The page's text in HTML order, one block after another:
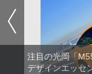
注目の光岡「
デザインエッセ